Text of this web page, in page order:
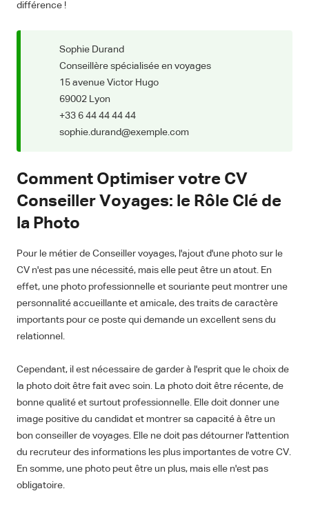
différence !
Sophie Durand
Conseillère spécialisée en voyages
15 avenue Victor Hugo
69002 Lyon
+33 6 44 44 44 44
sophie.durand@exemple.com
Comment Optimiser votre CV
Conseiller Voyages: le Rôle Clé de
la Photo
Pour le métier de Conseiller voyages, l'ajout d'une photo sur le
CV n'est pas une nécessité, mais elle peut être un atout. En
effet, une photo professionnelle et souriante peut montrer une
personnalité accueillante et amicale, des traits de caractère
importants pour ce poste qui demande un excellent sens du
relationnel.
Cependant, il est nécessaire de garder à l'esprit que le choix de
la photo doit être fait avec soin. La photo doit être récente, de
bonne qualité et surtout professionnelle. Elle doit donner une
image positive du candidat et montrer sa capacité à être un
bon conseiller de voyages. Elle ne doit pas détourner l'attention
du recruteur des informations les plus importantes de votre CV.
En somme, une photo peut être un plus, mais elle n'est pas
obligatoire.